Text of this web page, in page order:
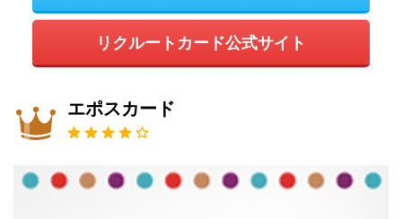
リクルートカード公式サイト
エポスカード